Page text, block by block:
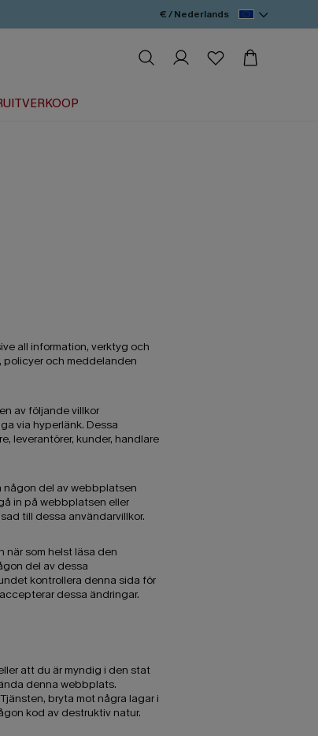
€ / Nederlands
all information, verktyg och
och meddelanden
av följande villkor
via hyperlänk. Dessa
leverantörer, kunder, handlare
någon del av webbplatsen
in på webbplatsen eller
till dessa användarvillkor.
när som helst läsa den
del av dessa
kontrollera denna sida för
dessa ändringar.
att du är myndig i den stat
denna webbplats.
bryta mot några lagar i
kod av destruktiv natur.